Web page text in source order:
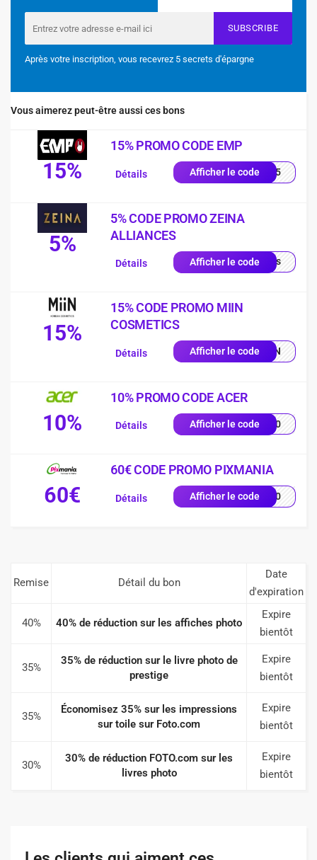
SUBSCRIBE
Après votre inscription, vous recevrez 5 secrets d'épargne
Vous aimerez peut-être aussi ces bons
15%
15% PROMO CODE EMP
Afficher le codees15
Détails
5%
5% CODE PROMO ZEINA
ALLIANCES
Afficher le codequis
Détails
15%
15% CODE PROMO MIIN
COSMETICS
Afficher le codeMIIN
Détails
10%
10% PROMO CODE ACER
Afficher le codeVE10
Détails
60€
60€ CODE PROMO PIXMANIA
Afficher le codeAL60
Détails
Remise Détail du bon
Date
d'expiration
40% 40% de réduction sur les affiches photo
Expire
bientôt
35%
35% de réduction sur le livre photo de
prestige
Expire
bientôt
35%
Économisez 35% sur les impressions
sur toile sur Foto.com
Expire
bientôt
30%
30% de réduction FOTO.com sur les
livres photo
Expire
bientôt